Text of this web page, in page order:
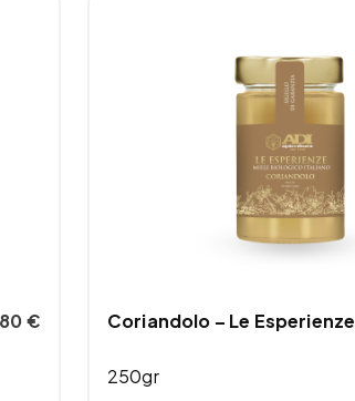
€ Coriandolo – Le Esperienze
250gr